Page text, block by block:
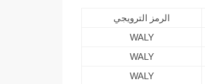
الرمز الترويجي
WALY
WALY
WALY